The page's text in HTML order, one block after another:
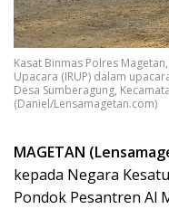
Kasat Binmas Polres
Upacara (IRUP) dalam
Desa Sumberagung,
(Daniel/Lensamagetan.com)
MAGETAN
kepada Negara
Pondok Pesantren Al